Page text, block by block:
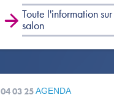
Toute l'information
salon
04 03 25AGENDA